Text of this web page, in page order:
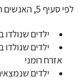
לפי סעיף 5, האנשים הבאים רוכשים אזרחות רומנית מלידה:
ילדים
ילדים
אזרח רומני
ילדים